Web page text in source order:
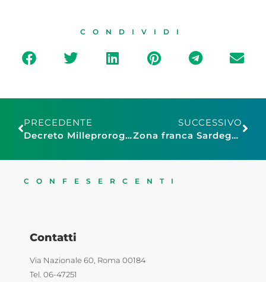
CONDIVIDI
PRECEDENTE
Decreto Milleproroghe: i gestori chiedono il rinvio delle sanzioni
SUCCESSIVO
Zona franca Sardegna: 4,9 milioni di euro per le micro e piccole imprese
CONFESERCENTI
Contatti
Via Nazionale 60, Roma 00184
Tel. 06-47251